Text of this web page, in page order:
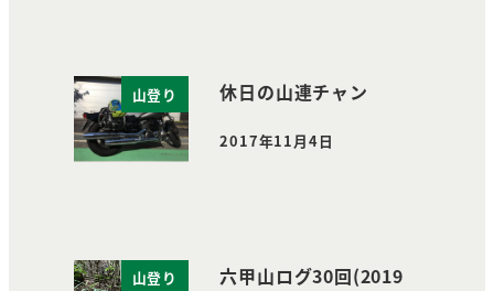
山登り 休日の山連チャン
投稿日
2017年11月4日
山登り
六甲山ログ30回(2019